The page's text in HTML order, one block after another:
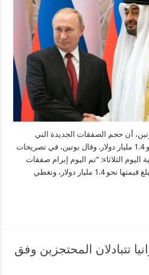
أن حجم الصفقات الجديدة التي
اُبرمت بين روسيا والإمارات بلغ نحو 1.4 مليار دولار. وقال بوتين، في تصريحات
اليوم الثلاثاء: “تم اليوم إبرام صفقات
جديدة، الحديث يدور عن مشاريع تبلغ قيمتها نحو 1.4 مليار دولار، وتغطي
تتبادلان المحتجزين وفق